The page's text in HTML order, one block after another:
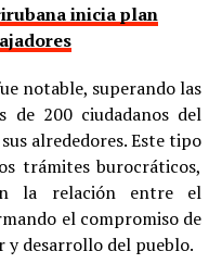
inicia plan
notable, superando las
de 200 ciudadanos del
alrededores. Este tipo
trámites burocráticos,
la relación entre el
el compromiso de
y desarrollo del pueblo.